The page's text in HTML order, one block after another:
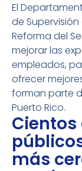
El
de
Reforma del
mejorar las
empleados,
ofrecer
forman parte
Puerto Rico.
Cientos
más